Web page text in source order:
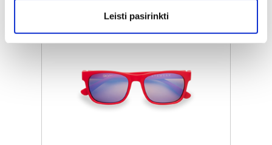
Leisti pasirinkti